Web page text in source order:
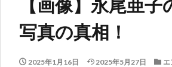
【画像】永尾亜
写真の真相！
2025年1月16日 2025年5月27日 エ